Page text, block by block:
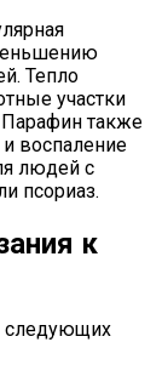
Тепло
участки
Парафин также
воспаление
людей с
псориаз.
к
следующих